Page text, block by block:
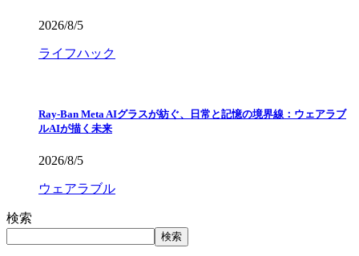
2026/8/5
ライフハック
Ray-Ban Meta AIグラスが紡ぐ、日常と記憶の境界線：ウェアラブ
ルAIが描く未来
2026/8/5
ウェアラブル
検索
検索